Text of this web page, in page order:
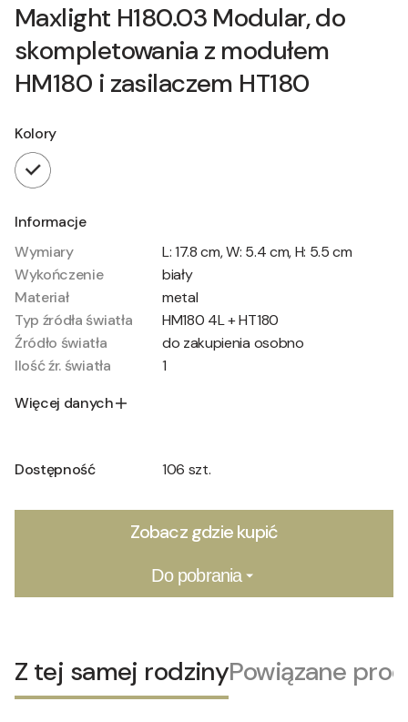
Maxlight H180.03 Modular, do
skompletowania z modułem
HM180 i zasilaczem HT180
Kolory
Informacje
Wymiary
L: 17.8 cm, W: 5.4 cm, H: 5.5 cm
Wykończenie
biały
Materiał
metal
Typ źródła światła
HM180 4L + HT180
Źródło światła
do zakupienia osobno
Ilość źr. światła
1
Więcej danych
Dostępność 106 szt.
Zobacz gdzie kupić
Do pobrania
Z tej samej rodzinyPowiązane